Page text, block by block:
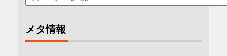
メタ情報